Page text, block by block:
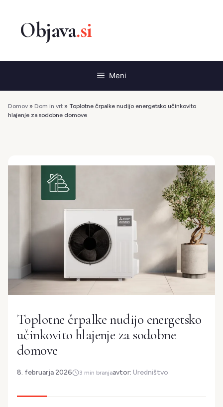
vsebino
Meni
Domov » Dom in vrt » Toplotne črpalke nudijo energetsko učinkovito
hlajenje za sodobne domove
Toplotne črpalke nudijo energetsko
učinkovito hlajenje za sodobne
domove
8. februarja 2026 3 min branjaavtor: Uredništvo